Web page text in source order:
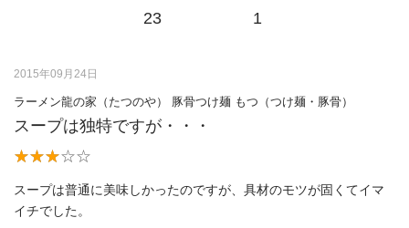
23 1
2015年09月24日
ラーメン龍の家（たつのや） 豚骨つけ麺 もつ（つけ麺・豚骨）
スープは独特ですが・・・
スープは普通に美味しかったのですが、具材のモツが固くてイマ
イチでした。